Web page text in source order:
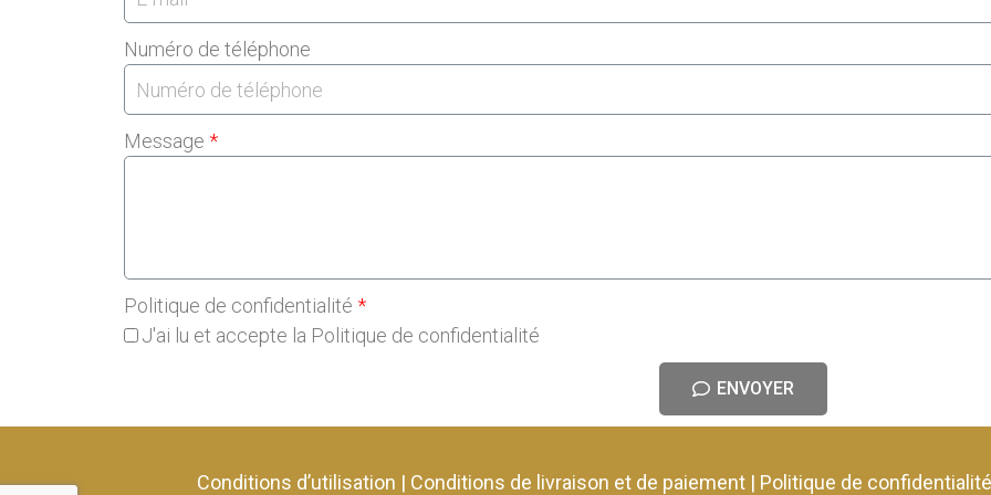
Numéro de téléphone
Message
Politique de confidentialité
J'ai lu et accepte la Politique de confidentialité
ENVOYER
Conditions d’utilisation | Conditions de livraison et de paiement| Politique de confidentialité